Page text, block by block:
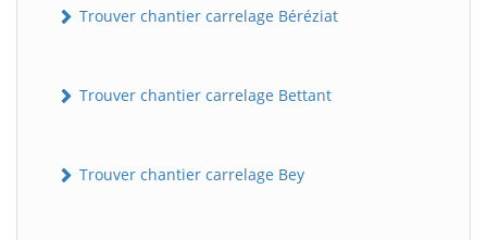
Trouver chantier carrelage Béréziat
Trouver chantier carrelage Bettant
Trouver chantier carrelage Bey